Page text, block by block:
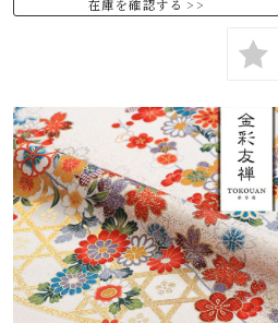
在庫を確認する